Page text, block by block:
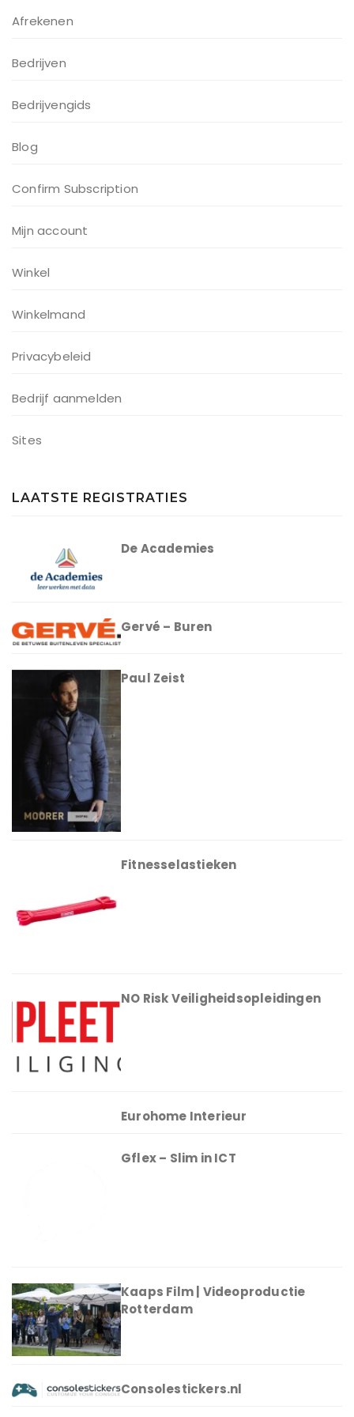
Afrekenen
Bedrijven
Bedrijvengids
Blog
Confirm Subscription
Mijn account
Winkel
Winkelmand
Privacybeleid
Bedrijf aanmelden
Sites
LAATSTE REGISTRATIES
De Academies
Gervé – Buren
Paul Zeist
Fitnesselastieken
NO Risk Veiligheidsopleidingen
Eurohome Interieur
Gflex – Slim in ICT
Kaaps Film | Videoproductie
Rotterdam
Consolestickers.nl